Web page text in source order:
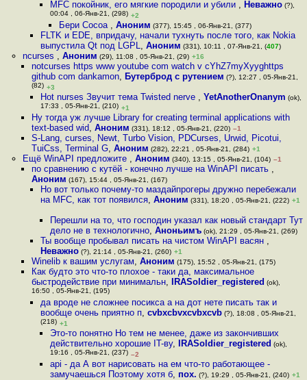
MFC покойник, его мягкие породили и убили , Неважно(?),
00:04 , 06-Янв-21, (298) +2
Бери Cocoa , Аноним (377), 15:45 , 06-Янв-21, (377)
FLTK и EDE, впридачу, начали тухнуть после того, как Nokia
выпустила Qt под LGPL,Аноним (331), 10:11 , 07-Янв-21, (407)
ncurses , Аноним (29), 11:08 , 05-Янв-21, (29) +16
notcurses https www youtube com watch v cYhZ7myXyyghttps
github com dankamon, Бутерброд с рутением (?), 12:27 , 05-Янв-21,
(82) +3
Hot nurses Звучит тема Twisted nerve ,YetAnotherOnanym (ok),
17:33 , 05-Янв-21, (210) +1
Ну тогда уж лучше Library for creating terminal applications with
text-based wid, Аноним (331), 18:12 , 05-Янв-21, (220) –1
S-Lang, curses, Newt, Turbo Vision, PDCurses, Urwid, Picotui,
TuiCss, Terminal G, Аноним (282), 22:21 , 05-Янв-21, (284) +1
Ещё WinAPI предложите , Аноним (340), 13:15 , 05-Янв-21, (104) –1
по сравнению с кутёй - конечно лучше на WinAPI писать ,
Аноним (167), 15:44 , 05-Янв-21, (167)
Но вот только почему-то маздайпрогеры дружно перебежали
на MFC, как тот появился,Аноним (331), 18:20 , 05-Янв-21, (222) +1
Перешли на то, что господин указал как новый стандарт Тут
дело не в технологично, Аноньимъ(ok), 21:29 , 05-Янв-21, (269)
Ты вообще пробывал писать на чистом WinAPI васян ,
Неважно (?), 21:14 , 05-Янв-21, (260) +1
Winelib к вашим услугам, Аноним (175), 15:52 , 05-Янв-21, (175)
Как будто это что-то плохое - таки да, максимальное
быстродействие при минимальн, IRASoldier_registered (ok),
16:50 , 05-Янв-21, (195)
да вроде не сложнее посикса а на дот нете писать так и
вообще очень приятно п,cvbxcbvxcvbxcvb (?), 18:08 , 05-Янв-21,
(218) +1
Это-то понятно Но тем не менее, даже из закончивших
действительно хорошие IT-ву, IRASoldier_registered (ok),
19:16 , 05-Янв-21, (237) –2
api - да А вот нарисовать на ем что-то работающее -
замучаешься Поэтому хотя б, пох. (?), 19:29 , 05-Янв-21, (240) +1